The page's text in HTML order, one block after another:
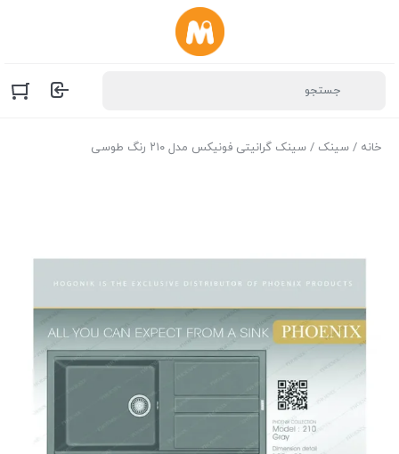
خانه / سینک / سینک گرانیتی فونیکس مدل ۲۱۰ رنگ طوسی